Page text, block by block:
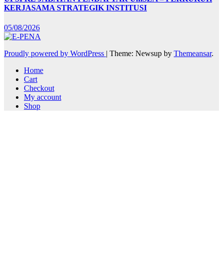
KERJASAMA STRATEGIK INSTITUSI
05/08/2026
Proudly powered by WordPress | Theme: Newsup by Themeansar.
Home
Cart
Checkout
My account
Shop